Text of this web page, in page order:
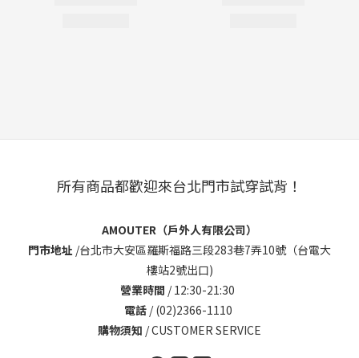
所有商品都歡迎來台北門市試穿試背！
AMOUTER（戶外人有限公司）
門市地址 /台北市大安區羅斯福路三段283巷7弄10號（台電大
樓站2號出口)
營業時間 / 12:30-21:30
電話 / (02)2366-1110
購物須知 /CUSTOMER SERVICE